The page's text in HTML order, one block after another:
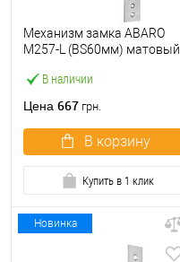
В наличии
Механизм замка ABARO
M257-L (BS60мм) матовый
Цена 667 грн.
В корзину
Купить в 1 клик
Новинка